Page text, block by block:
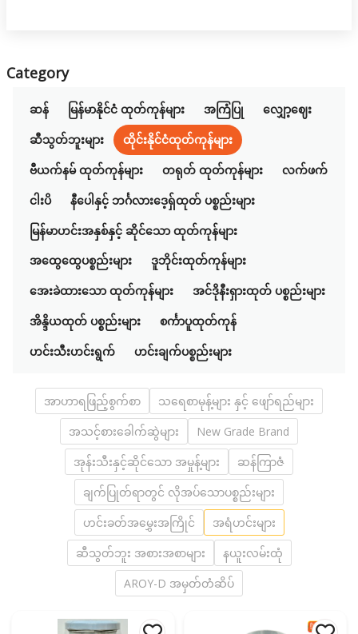
Category
ဆန် မြန်မာနိုင်ငံ ထုတ်ကုန်များ အကြံပြု
လျှော့ဈေး
ဆီသွတ်ဘူးများ
ထိုင်းနိုင်ငံထုတ်ကုန်များ
ဗီယက်နမ် ထုတ်ကုန်များ
တရုတ် ထုတ်ကုန်များ
လက်ဖက်
ငါးပိ
နီပေါနှင့် ဘင်္ဂလားဒေ့ရှ်ထုတ် ပစ္စည်းများ
မြန်မာဟင်းအနှစ်နှင့် ဆိုင်သော ထုတ်ကုန်များ
အထွေထွေပစ္စည်းများ
ဒူဘိုင်းထုတ်ကုန်များ
အေးခဲထားသော ထုတ်ကုန်များ
အင်ဒိုနီးရှားထုတ် ပစ္စည်းများ
အိန္ဒိယထုတ် ပစ္စည်းများ
စင်္ကာပူထုတ်ကုန်
ဟင်းသီးဟင်းရွက်
ဟင်းချက်ပစ္စည်းများ
အာဟာရဖြည့်စွက်စာ
သရေစာမုန့်များ နှင့် ဖျော်ရည်များ
အသင့်စားခေါက်ဆွဲများ
New Grade Brand
အုန်းသီးနှင့်ဆိုင်သော အမှုန့်များ
ဆန်ကြာဇံ
ချက်ပြုတ်ရာတွင် လိုအပ်သောပစ္စည်းများ
ဟင်းခတ်အမွှေးအကြိုင်
အရံဟင်းများ
ဆီသွတ်ဘူး အစားအစာများ
နယူးလမ်းထုံ
AROY-D အမှတ်တံဆိပ်